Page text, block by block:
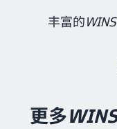
丰富的
更多